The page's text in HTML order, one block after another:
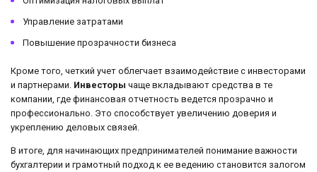
Управление затратами
Повышение прозрачности бизнеса
Кроме того, четкий учет облегчает взаимодействие с инвесторами
и партнерами. Инвесторы чаще вкладывают средства в те
компании, где финансовая отчетность ведется прозрачно и
профессионально. Это способствует увеличению доверия и
укреплению деловых связей.
В итоге, для начинающих предпринимателей понимание важности
бухгалтерии и грамотный подход к ее ведению становится залогом